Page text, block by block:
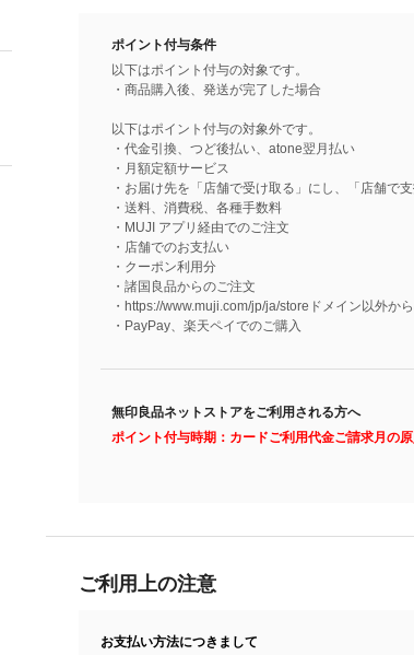
ポイント付与条件
以下はポイント付与の対象です。
・商品購入後、発送が完了した場合
以下はポイント付与の対象外です。
・代金引換、つど後払い、atone翌月払い
・月額定額サービス
・お届け先を「店舗で受け取る」にし、「店舗で
・送料、消費税、各種手数料
・MUJI アプリ経由でのご注文
・店舗でのお支払い
・クーポン利用分
・諸国良品からのご注文
・https://www.muji.com/jp/ja/storeドメイン以外か
・PayPay、楽天ペイでのご購入
無印良品ネットストアをご利用される方へ
ポイント付与時期：カードご利用代金ご請求月の
ご利用上の注意
お支払い方法につきまして